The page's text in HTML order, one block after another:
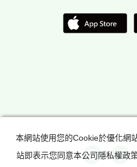
本網站使用您的Cookie於優化網
站即表示您同意本公司隱私權政